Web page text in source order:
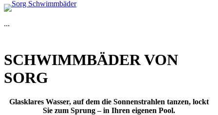
...
SCHWIMMBÄDER VON
SORG
Glasklares Wasser, auf dem die Sonnenstrahlen tanzen, lockt
Sie zum Sprung – in Ihren eigenen Pool.